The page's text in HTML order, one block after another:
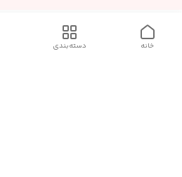
دسته‌بندی خانه